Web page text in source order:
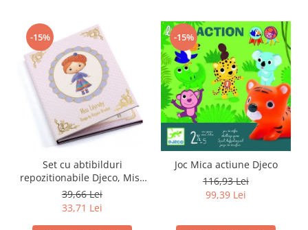
-15%
Set cu abtibilduri
repozitionabile Djeco, Miss
Lilyruby
39,66 Lei
33,71 Lei
-15%
Joc Mica actiune Djeco
116,93 Lei
99,39 Lei